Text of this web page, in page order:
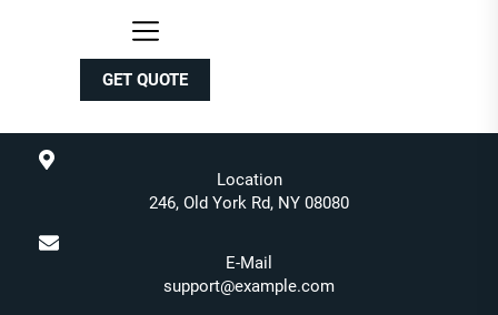
GET QUOTE
Location
246, Old York Rd, NY 08080
E-Mail
support@example.com